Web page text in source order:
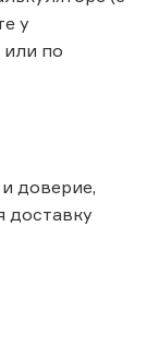
у
по
доверие,
доставку